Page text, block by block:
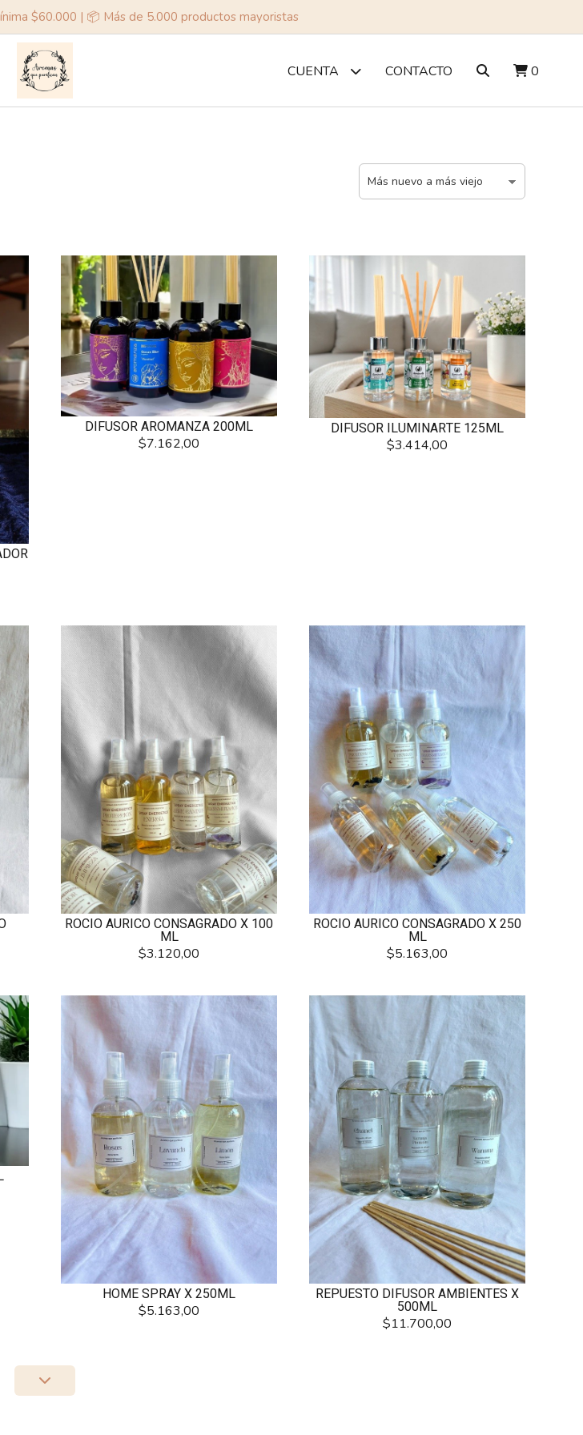
$60.000 | 📦 Más de 5.000 productos mayoristas
CUENTA CONTACTO 0
DIFUSOR AROMANZA 200ML
$7.162,00
DIFUSOR ILUMINARTE 125ML
$3.414,00
ROCIO AURICO CONSAGRADO X 100
ML
$3.120,00
ROCIO AURICO CONSAGRADO X 250
ML
$5.163,00
HOME SPRAY X 250ML
$5.163,00
REPUESTO DIFUSOR AMBIENTES X
500ML
$11.700,00